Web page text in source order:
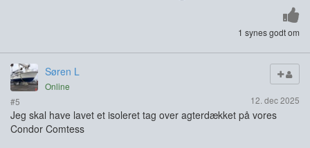
1 synes godt om
Søren L
Online
#5
12. dec 2025
Jeg skal have lavet et isoleret tag over agterdækket på vores
Condor Comtess